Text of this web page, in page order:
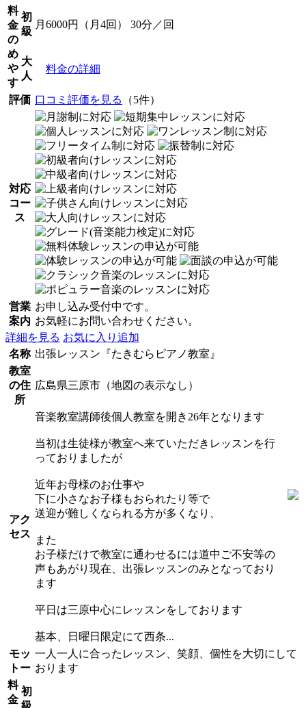
料
金
の
め
や
す
初
級
月6000円（月4回） 30分／回
大
人
料金の詳細
評価 口コミ評価を見る （5件）
対応
コー
ス
営業
案内
お申し込み受付中です。
お気軽にお問い合わせください。
詳細を見る お気に入り追加
名称 出張レッスン『たきむらピアノ教室』
教室
の住
所
広島県三原市（地図の表示なし）
アク
セス
音楽教室講師後個人教室を開き26年となります
当初は生徒様が教室へ来ていただきレッスンを行
っておりましたが
近年お母様のお仕事や
下に小さなお子様もおられたり等で
送迎が難しくなられる方が多くなり、
また
お子様だけで教室に通わせるには道中ご不安等の
声もあがり現在、出張レッスンのみとなっており
ます
平日は三原中心にレッスンをしております
基本、日曜日限定にて西条...
モッ
トー
一人一人に合ったレッスン、笑顔、個性を大切にして
おります
料
金
初
級